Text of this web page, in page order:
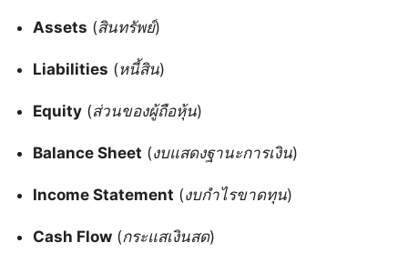
Assets (สินทรัพย์)
Liabilities (หนี้สิน)
Equity (ส่วนของผู้ถือหุ้น)
Balance Sheet (งบแสดงฐานะการเงิน)
Income Statement (งบกำไรขาดทุน)
Cash Flow (กระแสเงินสด)